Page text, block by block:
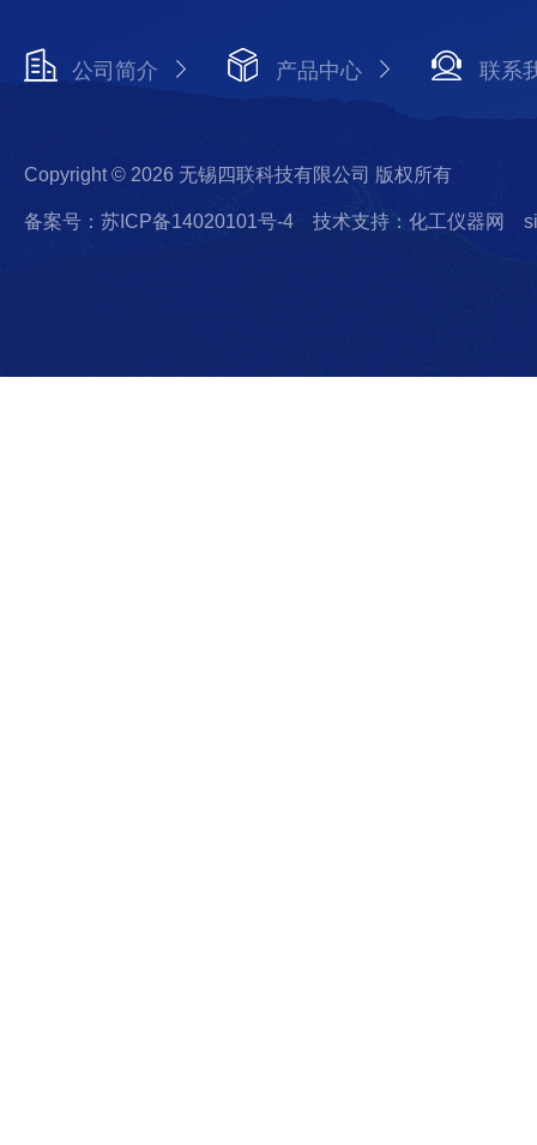
公司简介 产品中心 联系
Copyright © 2026 无锡四联科技有限公司 版权所有
备案号：苏ICP备14020101号-4 技术支持：化工仪器网